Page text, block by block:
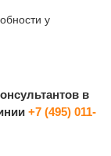
у
в
+7 (495) 011-